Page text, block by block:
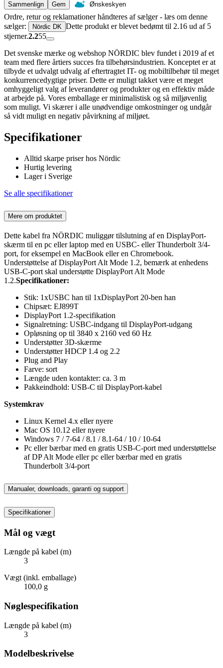
Sammenlign
Gem Ønskeskyen
Ordre, retur og reklamationer håndteres af sælger - læs om denne
sælger:
Nördic DK Dette produkt er blevet bedømt til 2.16 ud af 5
stjerner.2.255
Det svenske mærke og webshop NÖRDIC blev fundet i 2019 af et
team med flere årtiers succes fra tilbehørsindustrien. Konceptet er at
tilbyde et udvalgt udvalg af eftertragtet IT- og mobiltilbehør til meget
konkurrencedygtige priser. Dette er muligt takket være et meget
omhyggeligt valg af leverandører og produkter og en effektiv måde
at arbejde på. Vores emballage er minimalistisk og så miljøvenlig
som muligt. Vi skærer i alle unødvendige omkostninger og undgår
så vidt muligt en negativ påvirkning af miljøet.
Specifikationer
Alltid skarpe priser hos Nördic
Hurtig levering
Lager i Sverige
Se alle specifikationer
Mere om produktet
Dette kabel fra NÖRDIC muliggør tilslutning af en DisplayPort-
skærm til en pc eller laptop med en USBC- eller Thunderbolt 3/4-
port, for eksempel en MacBook eller en Chromebook.
Understøttelse af DisplayPort Alt Mode 1.2, bemærk at enhedens
USB-C-port skal understøtte DisplayPort Alt Mode
1.2.Specifikationer:
Stik: 1xUSBC han til 1xDisplayPort 20-ben han
Chipsæt: EJ899T
DisplayPort 1.2-specifikation
Signalretning: USBC-indgang til DisplayPort-udgang
Opløsning op til 3840 x 2160 ved 60 Hz
Understøtter 3D-skærme
Understøtter HDCP 1.4 og 2.2
Plug and Play
Farve: sort
Længde uden kontakter: ca. 3 m
Pakkeindhold: USB-C til DisplayPort-kabel
Systemkrav
Linux Kernel 4.x eller nyere
Mac OS 10.12 eller nyere
Windows 7 / 7-64 / 8.1 / 8.1-64 / 10 / 10-64
Pc eller bærbar med en gratis USB-C-port med understøttelse
af DP Alt Mode eller pc eller bærbar med en gratis
Thunderbolt 3/4-port
Manualer, downloads, garanti og support
Specifikationer
Mål og vægt
Længde på kabel (m)
3
Vægt (inkl. emballage)
100,0 g
Nøglespecifikation
Længde på kabel (m)
3
Modelbeskrivelse